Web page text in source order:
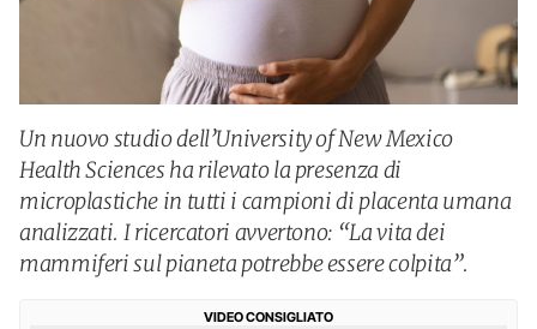
Un nuovo studio dell’University of New Mexico
Health Sciences ha rilevato la presenza di
microplastiche in tutti i campioni di placenta umana
analizzati. I ricercatori avvertono: “La vita dei
mammiferi sul pianeta potrebbe essere colpita”.
VIDEO CONSIGLIATO